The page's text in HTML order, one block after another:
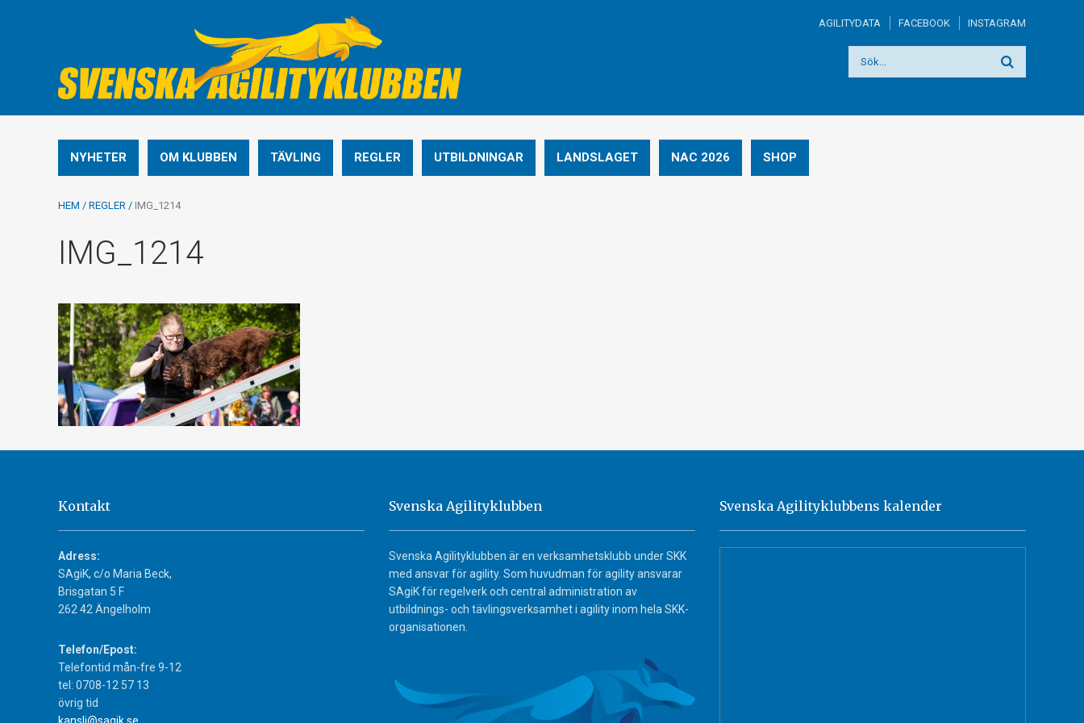
AGILITYDATA FACEBOOK INSTAGRAM
NYHETER OM KLUBBEN TÄVLING REGLER UTBILDNINGAR LANDSLAGET NAC 2026 SHOP
HEM / REGLER / IMG_1214
IMG_1214
Kontakt
Adress:
SAgiK, c/o Maria Beck,
Brisgatan 5 F
262 42 Ängelholm
Telefon/Epost:
Telefontid mån-fre 9-12
tel: 0708-12 57 13
övrig tid
kansli@sagik.se
Svenska Agilityklubben
Svenska Agilityklubben är en verksamhetsklubb under SKK
med ansvar för agility. Som huvudman för agility ansvarar
SAgiK för regelverk och central administration av
utbildnings- och tävlingsverksamhet i agility inom hela SKK-
organisationen.
Svenska Agilityklubbens kalender